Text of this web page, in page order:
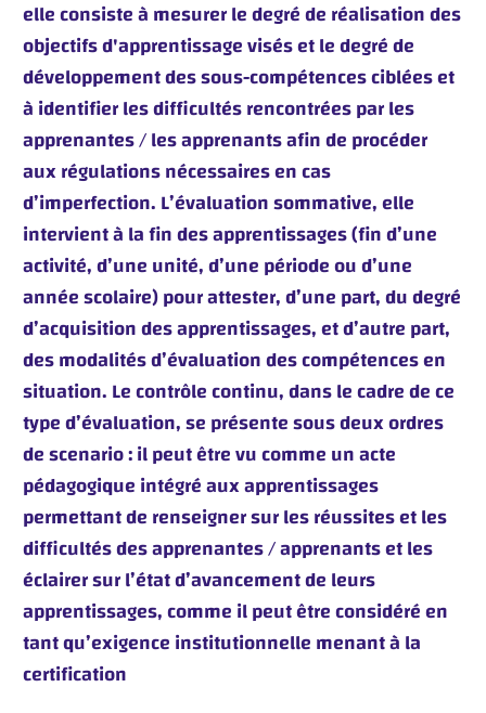
elle consiste à mesurer le degré de réalisation des
objectifs d'apprentissage visés et le degré de
développement des sous-compétences ciblées et
à identifier les difficultés rencontrées par les
apprenantes / les apprenants afin de procéder
aux régulations nécessaires en cas
d’imperfection. L’évaluation sommative, elle
intervient à la fin des apprentissages (fin d’une
activité, d’une unité, d’une période ou d’une
année scolaire) pour attester, d’une part, du degré
d’acquisition des apprentissages, et d’autre part,
des modalités d’évaluation des compétences en
situation. Le contrôle continu, dans le cadre de ce
type d’évaluation, se présente sous deux ordres
de scenario : il peut être vu comme un acte
pédagogique intégré aux apprentissages
permettant de renseigner sur les réussites et les
difficultés des apprenantes / apprenants et les
éclairer sur l’état d’avancement de leurs
apprentissages, comme il peut être considéré en
tant qu’exigence institutionnelle menant à la
certification